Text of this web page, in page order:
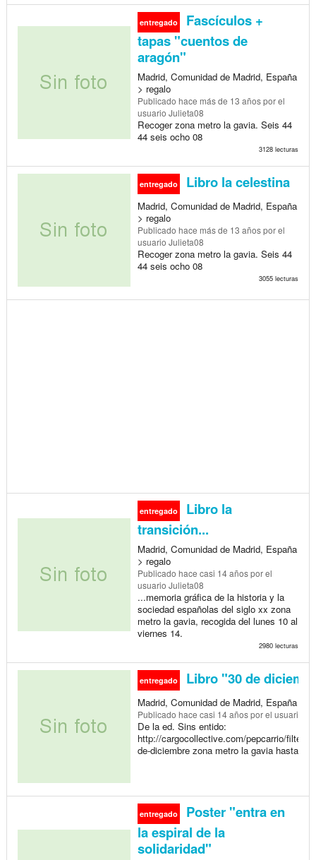
entregado
Fascículos +
tapas "cuentos de
aragón"
Madrid, Comunidad de Madrid, España
> regalo
Publicado hace más de 13 añospor el
usuario Julieta08
Recoger zona metro la gavia. Seis 44
44 seis ocho 08
3128 lecturas
entregado Libro la celestina
Madrid, Comunidad de Madrid, España
> regalo
Publicado hace más de 13 añospor el
usuario Julieta08
Recoger zona metro la gavia. Seis 44
44 seis ocho 08
3055 lecturas
entregado
Libro la
transición...
Madrid, Comunidad de Madrid, España
> regalo
Publicado hace casi 14 añospor el
usuario Julieta08
...memoria gráfica de la historia y la
sociedad españolas del siglo xx zona
metro la gavia, recogida del lunes 10 al
viernes 14.
2980 lecturas
entregado Libro "30 de
Madrid, Comunidad de Madrid, España >
Publicado hace casi 14 añospor el usuario
De la ed. Sins entido:
http://cargocollective.com/pepcarrio/filter/
de-diciembre zona metro la gavia hasta el
entregado
Poster "entra en
la espiral de la
solidaridad"